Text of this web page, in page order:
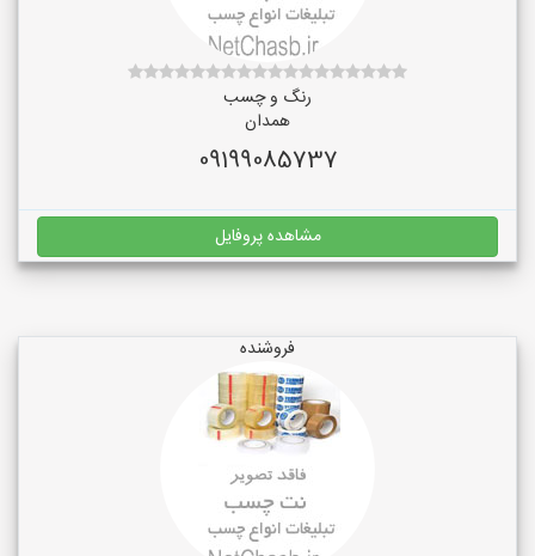
رنگ و چسب
همدان
09199085737
مشاهده پروفایل
فروشنده